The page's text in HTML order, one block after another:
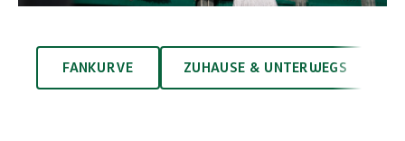
FANARTIKEL-KATEGORIEN
FANKURVE ZUHAUSE & UNTERWEGS